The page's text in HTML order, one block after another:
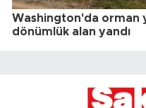
Washington'da orman
dönümlük alan yandı